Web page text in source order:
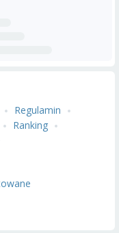
Regulamin
Ranking